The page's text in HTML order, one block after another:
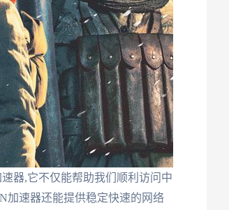
器,它不仅能帮助我们顺利访问中
加速器还能提供稳定快速的网络